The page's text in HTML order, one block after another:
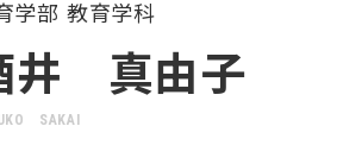
学部 教育学科
井 真由子
SAKAI